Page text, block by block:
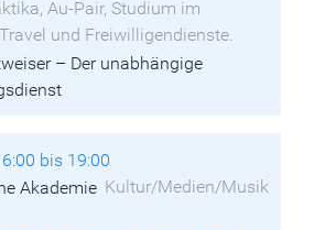
Au-Pair, Studium im
und Freiwilligendienste.
– Der unabhängige
bis 19:00
Kultur/Medien/Musik
Akademie